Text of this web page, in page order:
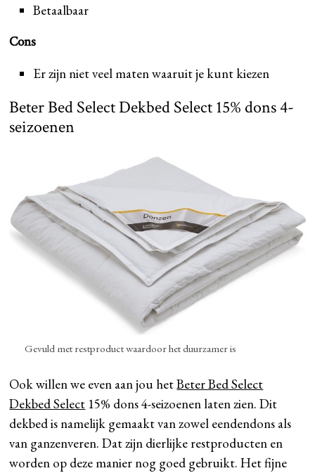
Betaalbaar
Cons
Er zijn niet veel maten waaruit je kunt kiezen
Beter Bed Select Dekbed Select 15% dons 4-
seizoenen
Gevuld met restproduct waardoor het duurzamer is
Ook willen we even aan jou hetBeter Bed Select
Dekbed Select 15% dons 4-seizoenen laten zien. Dit
dekbed is namelijk gemaakt van zowel eendendons als
van ganzenveren. Dat zijn dierlijke restproducten en
worden op deze manier nog goed gebruikt. Het fijne